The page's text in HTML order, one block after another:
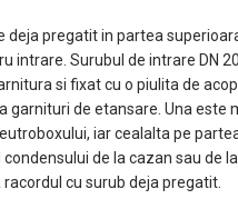
deja pregatit in partea
intrare. Surubul de intrare DN
si fixat cu o piulita de
garnituri de etansare. Una este
iar cealalta pe
de la cazan sau de
cu surub deja pregatit.